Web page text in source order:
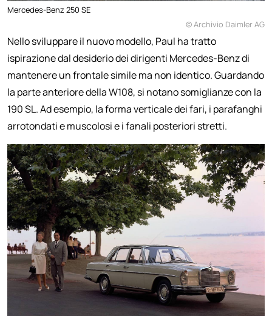
Mercedes-Benz 250 SE
© Archivio Daimler AG
Nello sviluppare il nuovo modello, Paul ha tratto
ispirazione dal desiderio dei dirigenti Mercedes-Benz di
mantenere un frontale simile ma non identico. Guardando
la parte anteriore della W108, si notano somiglianze con la
190 SL. Ad esempio, la forma verticale dei fari, i parafanghi
arrotondati e muscolosi e i fanali posteriori stretti.